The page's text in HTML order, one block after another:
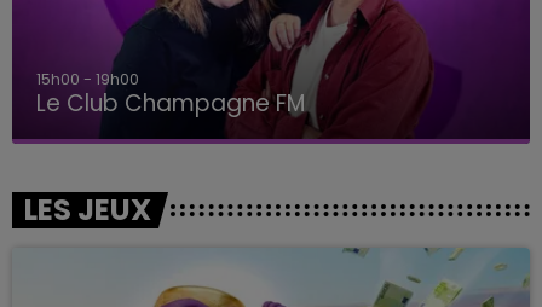
15h00 - 19h00
Le Club Champagne FM
LES JEUX